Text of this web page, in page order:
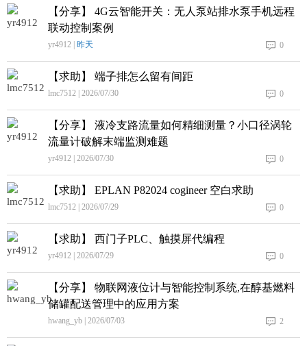
【分享】 4G云智能开关：无人泵站排水泵手机远程
联动控制案例
yr4912 | 昨天 0
【求助】 端子排怎么留有间距
lmc7512 | 2026/07/30 0
【分享】 液冷支路流量如何精细测量？小口径涡轮
流量计破解末端监测难题
yr4912 | 2026/07/30 0
【求助】 EPLAN P82024 cogineer 空白求助
lmc7512 | 2026/07/29 0
【求助】 西门子PLC、触摸屏代编程
yr4912 | 2026/07/29 0
【分享】 物联网液位计与智能控制系统,在醇基燃料
储罐配送管理中的应用方案
hwang_yb | 2026/07/03 2